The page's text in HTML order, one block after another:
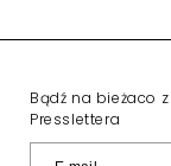
Bądź na bieżaco
Presslettera